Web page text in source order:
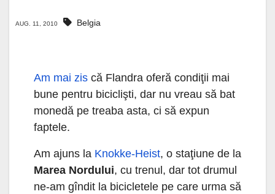
AUG. 11, 2010 Belgia
Am mai zis că Flandra oferă condiţii mai
bune pentru biciclişti, dar nu vreau să bat
monedă pe treaba asta, ci să expun
faptele.
Am ajuns la Knokke-Heist, o staţiune de la
Marea Nordului, cu trenul, dar tot drumul
ne-am gîndit la bicicletele pe care urma să